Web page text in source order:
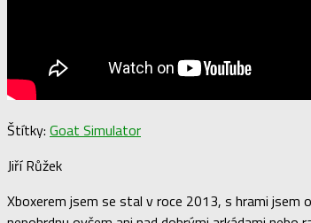
Štítky: Goat Simulator
Jiří Růžek
Xboxerem jsem se stal v roce 2013, s hrami jsem